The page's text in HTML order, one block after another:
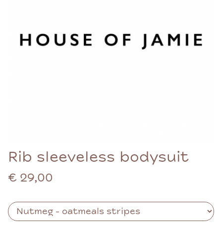
Rib sleeveless bodysuit
€ 29,00